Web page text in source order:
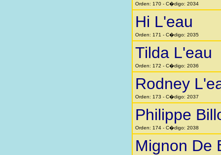
Orden: 170 - C�digo: 2034
Hi L'eau
Orden: 171 - C�digo: 2035
Tilda L'eau
Orden: 172 - C�digo: 2036
Rodney
Orden: 173 - C�digo: 2037
Philippe
Orden: 174 - C�digo: 2038
Mignon De